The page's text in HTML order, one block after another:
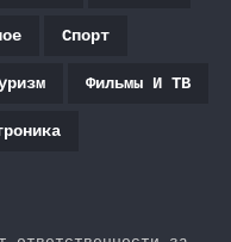
Спорт
Фильмы И ТВ